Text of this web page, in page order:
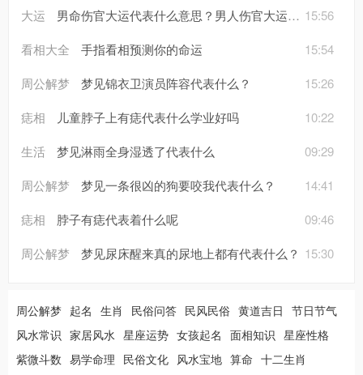
15:56
大运
男命伤官大运代表什么意思？男人伤官大运婚姻怎样
15:54
看相大全
手指看相预测你的命运
15:26
周公解梦
梦见锦衣卫演员阵容代表什么？
10:22
痣相
儿童脖子上有痣代表什么学业好吗
09:29
生活
梦见淋雨全身湿透了代表什么
14:41
周公解梦
梦见一条很凶的狗要咬我代表什么？
09:46
痣相
脖子有痣代表着什么呢
15:30
周公解梦 梦见尿床醒来真的尿地上都有代表什么？
周公解梦 起名 生肖 民俗问答 民风民俗 黄道吉日 节日节气
风水常识 家居风水 星座运势 女孩起名 面相知识 星座性格
紫微斗数 易学命理 民俗文化 风水宝地 算命 十二生肖